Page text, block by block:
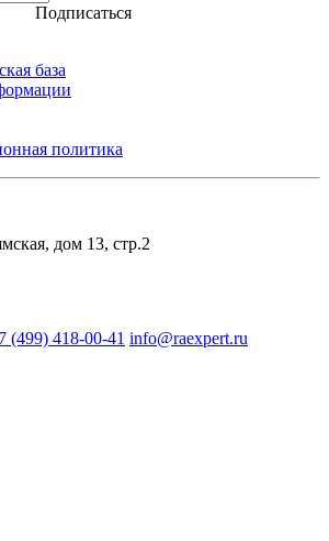
Подписаться
база
политика
дом 13, стр.2
(499) 418-00-41 info@raexpert.ru